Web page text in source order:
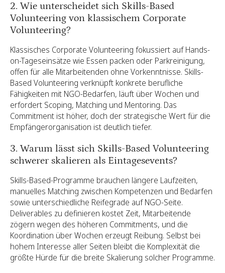
2. Wie unterscheidet sich Skills-Based
Volunteering von klassischem Corporate
Volunteering?
Klassisches Corporate Volunteering fokussiert auf Hands-
on-Tageseinsätze wie Essen packen oder Parkreinigung,
offen für alle Mitarbeitenden ohne Vorkenntnisse. Skills-
Based Volunteering verknüpft konkrete berufliche
Fähigkeiten mit NGO-Bedarfen, läuft über Wochen und
erfordert Scoping, Matching und Mentoring. Das
Commitment ist höher, doch der strategische Wert für die
Empfängerorganisation ist deutlich tiefer.
3. Warum lässt sich Skills-Based Volunteering
schwerer skalieren als Eintagesevents?
Skills-Based-Programme brauchen längere Laufzeiten,
manuelles Matching zwischen Kompetenzen und Bedarfen
sowie unterschiedliche Reifegrade auf NGO-Seite.
Deliverables zu definieren kostet Zeit, Mitarbeitende
zögern wegen des höheren Commitments, und die
Koordination über Wochen erzeugt Reibung. Selbst bei
hohem Interesse aller Seiten bleibt die Komplexität die
größte Hürde für die breite Skalierung solcher Programme.